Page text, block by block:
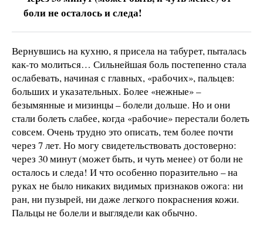
боли не осталось и следа!
Вернувшись на кухню, я присела на табурет, пыталась
как-то молиться… Сильнейшая боль постепенно стала
ослабевать, начиная с главных, «рабочих», пальцев:
больших и указательных. Более «нежные» –
безымянные и мизинцы – болели дольше. Но и они
стали болеть слабее, когда «рабочие» перестали болеть
совсем. Очень трудно это описать, тем более почти
через 7 лет. Но могу свидетельствовать достоверно:
через 30 минут (может быть, и чуть менее) от боли не
осталось и следа! И что особенно поразительно – на
руках не было никаких видимых признаков ожога: ни
ран, ни пузырей, ни даже легкого покраснения кожи.
Пальцы не болели и выглядели как обычно.